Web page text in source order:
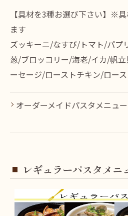
【具材を3種お選び下さい】※
ます
ズッキーニ/なすび/トマト/パプ
葱/ブロッコリー/海老/イカ/帆
ーセージ/ローストチキン/ロー
オーダーメイドパスタメニュー
レギュラーパスタメニ